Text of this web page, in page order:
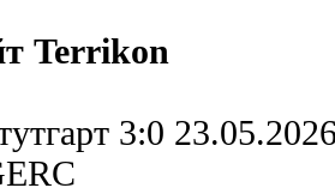
Terrikon
3:0